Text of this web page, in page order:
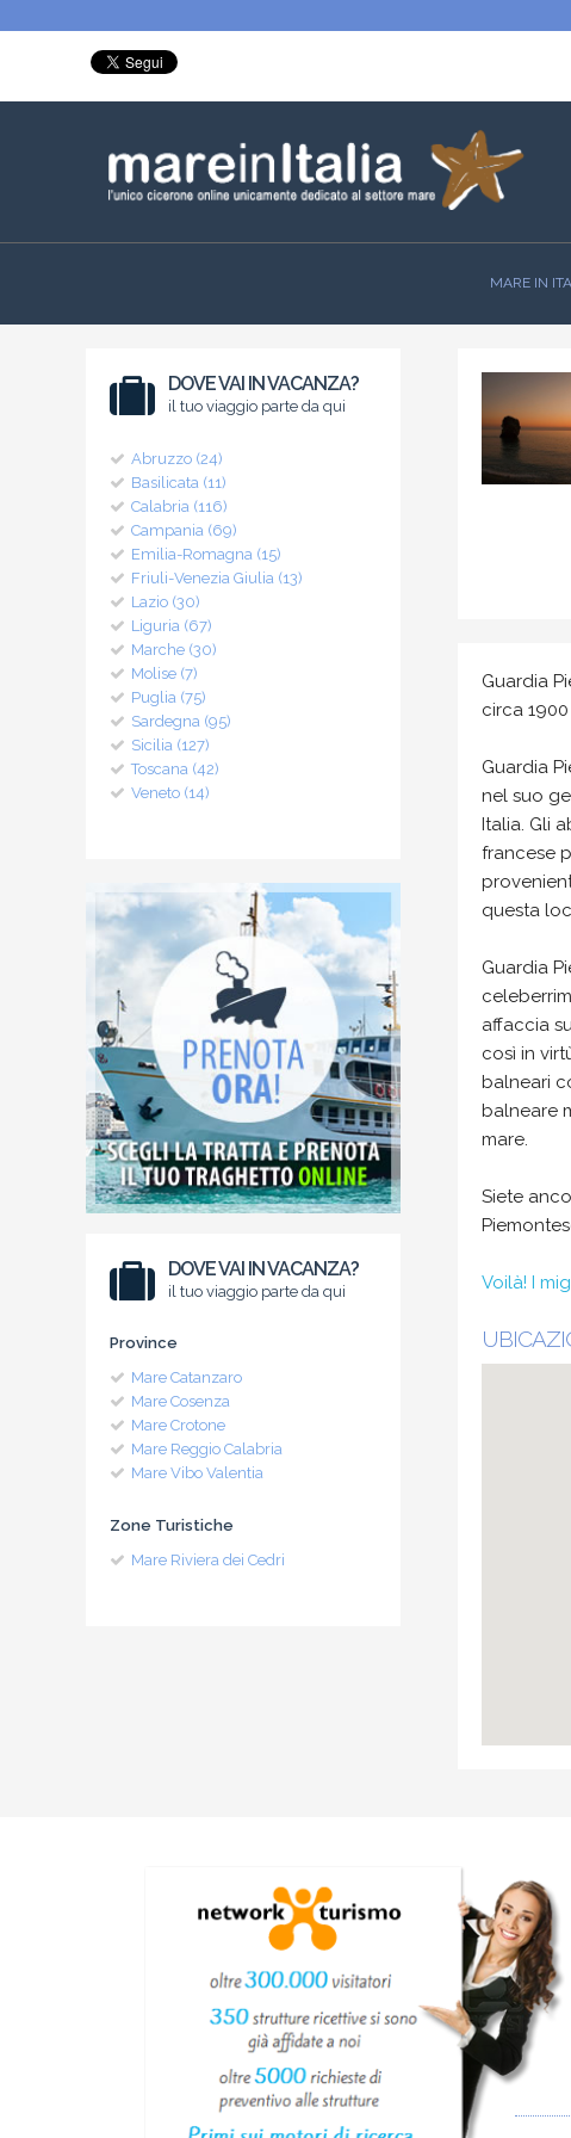
MARE IN
DOVE VAI IN VACANZA?
il tuo viaggio parte da qui
Abruzzo (24)
Basilicata (11)
Calabria (116)
Campania (69)
Emilia-Romagna (15)
Friuli-Venezia Giulia (13)
Lazio (30)
Liguria (67)
Marche (30)
Molise (7)
Puglia (75)
Sardegna (95)
Sicilia (127)
Toscana (42)
Veneto (14)
DOVE VAI IN VACANZA?
il tuo viaggio parte da qui
Province
Mare Catanzaro
Mare Cosenza
Mare Crotone
Mare Reggio Calabria
Mare Vibo Valentia
Zone Turistiche
Mare Riviera dei Cedri
Guardia
circa
Guardia
nel suo
Italia. Gli
francese
questa
Guardia
affaccia
così in
balneari
balneare
mare.
Siete
Voilà! I